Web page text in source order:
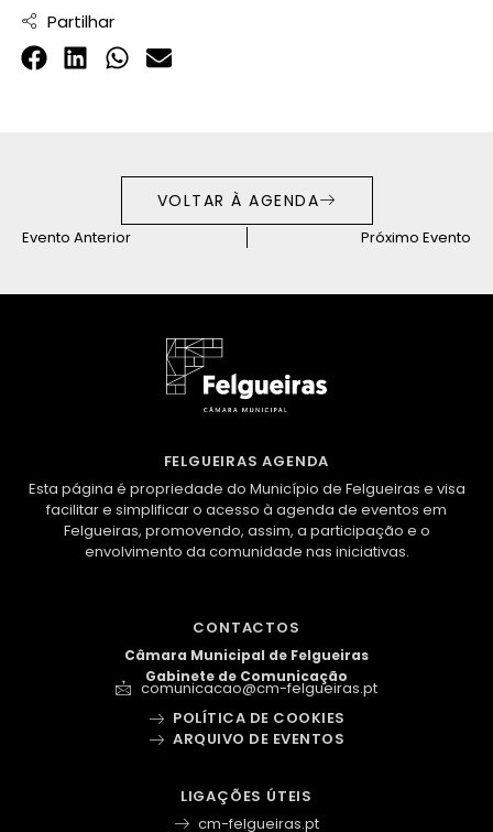
Partilhar
VOLTAR À AGENDA
Evento Anterior Próximo Evento
FELGUEIRAS AGENDA
Esta página é propriedade do Município de Felgueiras e visa
facilitar e simplificar o acesso à agenda de eventos em
Felgueiras, promovendo, assim, a participação e o
envolvimento da comunidade nas iniciativas.
CONTACTOS
Câmara Municipal de Felgueiras
Gabinete de Comunicação
comunicacao@cm-felgueiras.pt
POLÍTICA DE COOKIES
ARQUIVO DE EVENTOS
LIGAÇÕES ÚTEIS
cm-felgueiras.pt